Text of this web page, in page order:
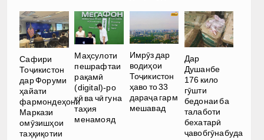
Сафири
Тоҷикистон
дар Форуми
ҳайати
фармондеҳони
Маркази
омӯзишҳои
таҳқиқотии
Маҳсулоти
пешрафтаи
рақамӣ
(digital)-ро
кӣ ва чӣ гуна
таҳия
менамояд
Имрӯз дар
водиҳои
Тоҷикистон
ҳаво то 33
дараҷа гарм
мешавад
Дар
Душанбе
176 кило
гӯшти
бедонаи ба
талаботи
бехатарӣ
ҷавобгӯнабуда